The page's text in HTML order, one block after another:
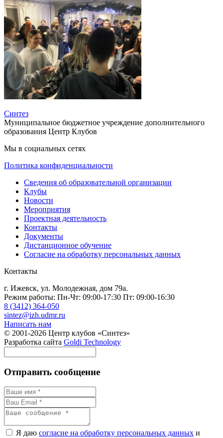
Синтез
Муниципальное бюджетное учреждение дополнительного
образования Центр Клубов
Мы в социальных сетях
Политика конфиденциальности
Сведения об образовательной организации
Клубы
Новости
Мероприятия
Проектная деятельность
Контакты
Документы
Дистанционное обучение
Согласие на обработку персональных данных
Контакты
г. Ижевск, ул. Молодежная, дом 79а.
Режим работы: Пн-Чт: 09:00-17:30 Пт: 09:00-16:30
8 (3412) 364-050
sintez@izh.udmr.ru
Написать нам
© 2001-2026 Центр клубов «Синтез»
Разработка сайта Goldi Technology
Отправить сообщение
Я даю согласие на обработку персональных данных и